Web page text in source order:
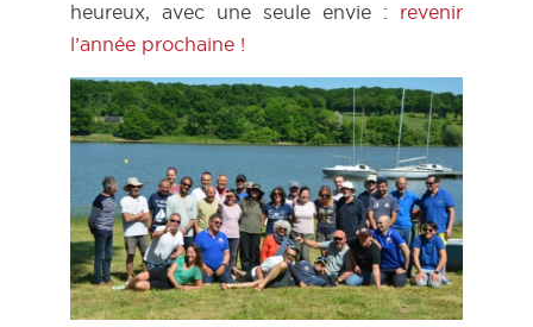
heureux, avec une seule envie : revenir
l’année prochaine !